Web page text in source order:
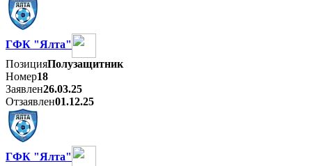
ГФК "Ялта"
ПозицияПолузащитник
Номер18
Заявлен26.03.25
Отзаявлен01.12.25
ГФК "Ялта"